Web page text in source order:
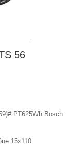
56
PT625Wh Bosch
15x110